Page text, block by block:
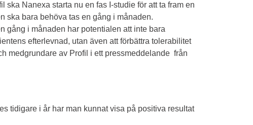
ska Nanexa starta nu en fas I-studie för att ta fram en
ska bara behöva tas en gång i månaden.
gång i månaden har potentialen att inte bara
efterlevnad, utan även att förbättra tolerabilitet
medgrundare av Profil i ett pressmeddelande från
tidigare i år har man kunnat visa på positiva resultat